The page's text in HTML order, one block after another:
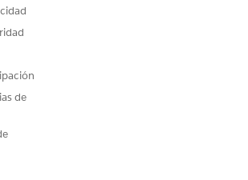
ESTE ARTÍCULO SU PROBLEMA?
saber cómo podemos mejorar!
de